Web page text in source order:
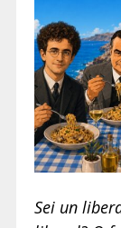
Sei un